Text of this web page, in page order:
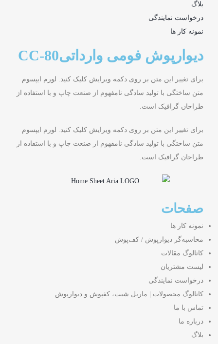
بلاگ
درخواست نمایندگی
نمونه کار ها
دیوارپوش فومی وارداتیCC-80
برای تغییر این متن بر روی دکمه ویرایش کلیک کنید. لورم ایپسوم
متن ساختگی با تولید سادگی نامفهوم از صنعت چاپ و با استفاده از
طراحان گرافیک است.
برای تغییر این متن بر روی دکمه ویرایش کلیک کنید. لورم ایپسوم
متن ساختگی با تولید سادگی نامفهوم از صنعت چاپ و با استفاده از
طراحان گرافیک است.
صفحات
نمونه کار ها
محاسبه‌گر دیوارپوش / کف‌پوش
کاتالوگ مقالات
لیست مشتریان
درخواست نمایندگی
کاتالوگ محصولات | ماربل شیت، کفپوش و دیوارپوش
تماس با ما
درباره ما
بلاگ